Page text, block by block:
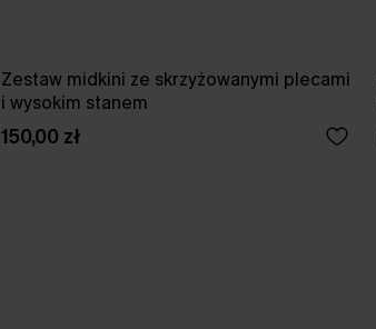
Zestaw midkini ze skrzyżowanymi plecami
i wysokim stanem
150,00 zł